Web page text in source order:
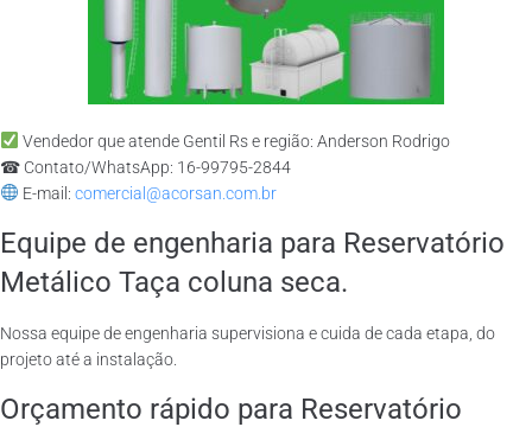
Vendedor que atende Gentil Rs e região: Anderson Rodrigo
☎ Contato/WhatsApp: 16-99795-2844
E-mail: comercial@acorsan.com.br
Equipe de engenharia para Reservatório
Metálico Taça coluna seca.
Nossa equipe de engenharia supervisiona e cuida de cada etapa, do
projeto até a instalação.
Orçamento rápido para Reservatório